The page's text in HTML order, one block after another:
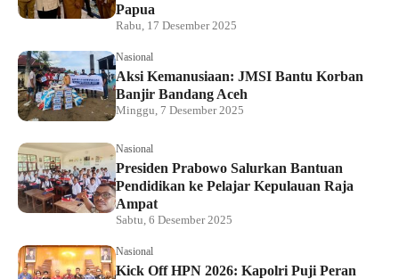
Papua
Rabu, 17 Desember 2025
Nasional
Aksi Kemanusiaan: JMSI Bantu Korban
Banjir Bandang Aceh
Minggu, 7 Desember 2025
Nasional
Presiden Prabowo Salurkan Bantuan
Pendidikan ke Pelajar Kepulauan Raja
Ampat
Sabtu, 6 Desember 2025
Nasional
Kick Off HPN 2026: Kapolri Puji Peran